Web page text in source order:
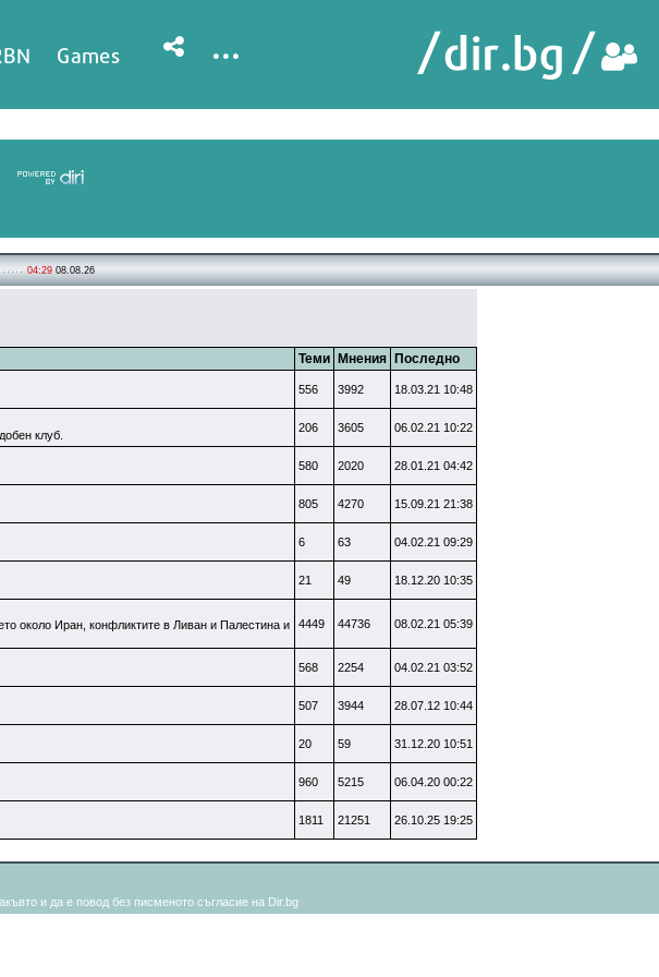
Games ...
04:29 08.08.26
Теми Мнения
Последно
556 3992 18.03.21 10:48
клуб.
206 3605 06.02.21 10:22
580 2020 28.01.21 04:42
805 4270 15.09.21 21:38
6 63 04.02.21 09:29
21 49 18.12.20 10:35
около Иран, конфликтите в Ливан и Палестина и
4449 44736 08.02.21 05:39
568 2254 04.02.21 03:52
507 3944 28.07.12 10:44
20 59 31.12.20 10:51
960 5215 06.04.20 00:22
1811 21251 26.10.25 19:25
и да е повод без писменото съгласие на Dir.bg